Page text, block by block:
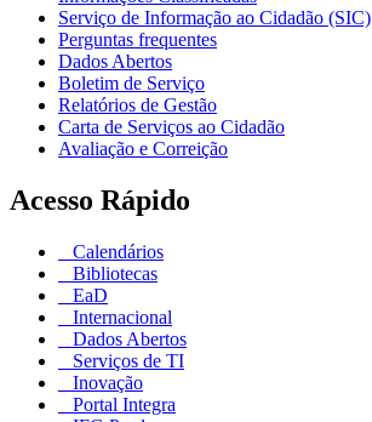
Serviço de Informação ao Cidadão (SIC)
Perguntas frequentes
Dados Abertos
Boletim de Serviço
Relatórios de Gestão
Carta de Serviços ao Cidadão
Avaliação e Correição
Acesso Rápido
Calendários
Bibliotecas
EaD
Internacional
Dados Abertos
Serviços de TI
Inovação
Portal Integra